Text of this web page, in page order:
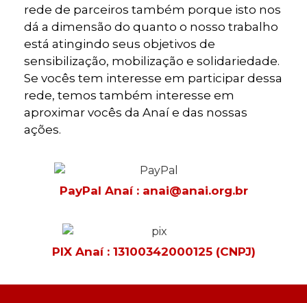
rede de parceiros também porque isto nos
dá a dimensão do quanto o nosso trabalho
está atingindo seus objetivos de
sensibilização, mobilização e solidariedade.
Se vocês tem interesse em participar dessa
rede, temos também interesse em
aproximar vocês da Anaí e das nossas
ações.
PayPal Anaí : anai@anai.org.br
PIX Anaí : 13100342000125 (CNPJ)